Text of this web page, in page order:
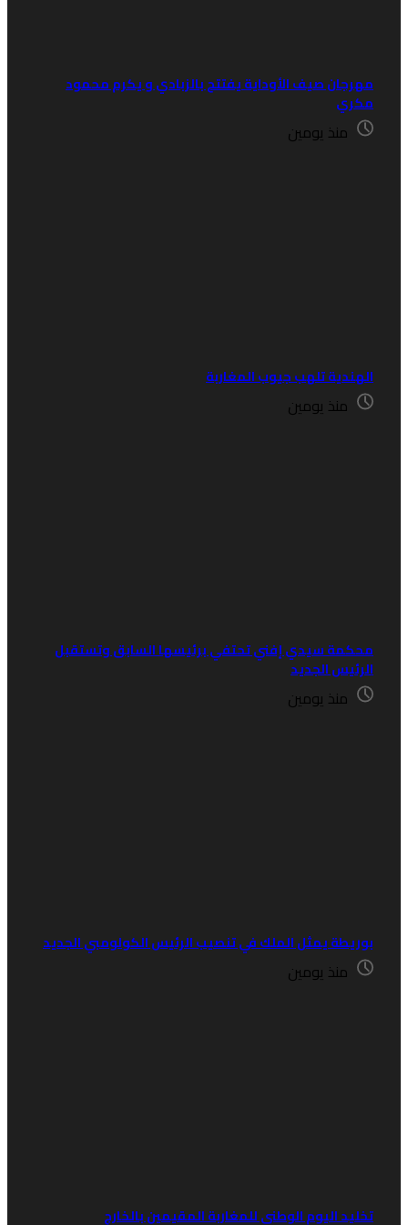
صيف الأوداية يفتتح بالزبادي و يكرم محمود
منذ يومين
تلهب جيوب المغاربة
منذ يومين
سيدي إفني تحتفي برئيسها السابق وتستقبل
الجديد
منذ يومين
يمثل الملك في تنصيب الرئيس الكولومبي الجديد
منذ يومين
اليوم الوطني للمغاربة المقيمين بالخارج